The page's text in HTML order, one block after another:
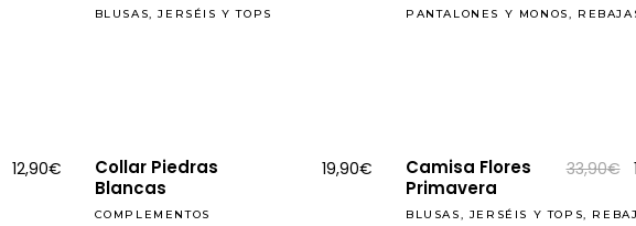
BLUSAS, JERSÉIS Y TOPS PANTALONES Y MONOS
El
precio
12,90€El
precio
actual
Collar Piedras
Blancas
19,90€
COMPLEMENTOS
REBAJAS
Camisa Flores
Primavera
33,90€
BLUSAS, JERSÉIS Y TOPS,